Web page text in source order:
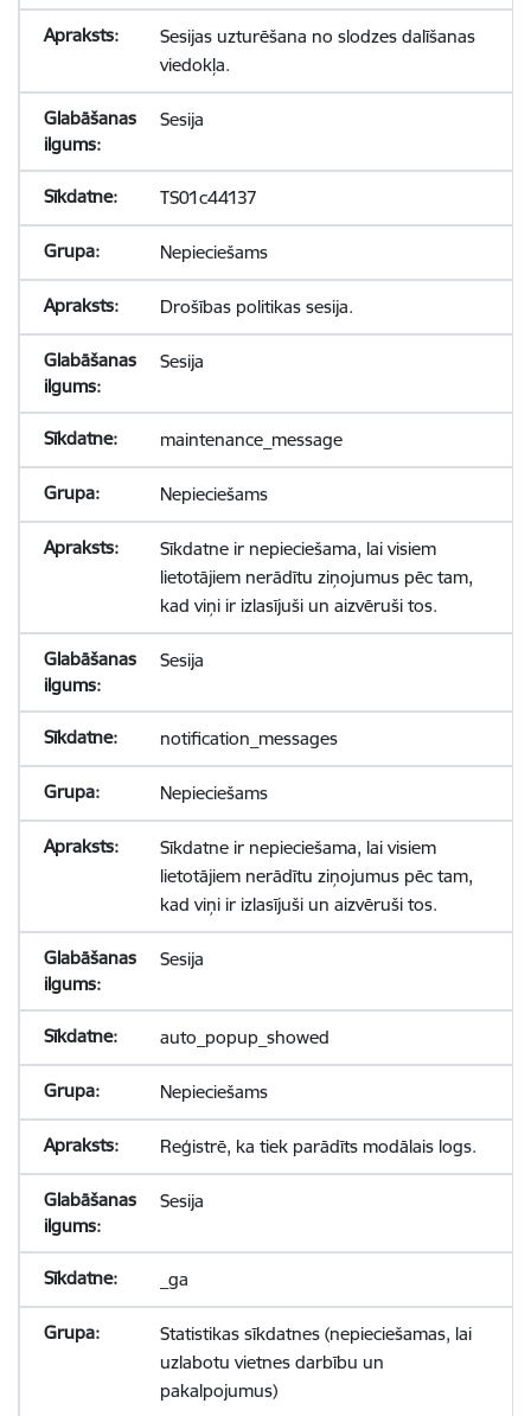
Sesijas uzturēšana no slodzes dalīšanas
viedokļa.
Sesija
TS01c44137
Nepieciešams
Drošības politikas sesija.
Sesija
maintenance_message
Nepieciešams
Sīkdatne ir nepieciešama, lai visiem
lietotājiem nerādītu ziņojumus pēc tam,
kad viņi ir izlasījuši un aizvēruši tos.
Sesija
notification_messages
Nepieciešams
Sīkdatne ir nepieciešama, lai visiem
lietotājiem nerādītu ziņojumus pēc tam,
kad viņi ir izlasījuši un aizvēruši tos.
Sesija
auto_popup_showed
Nepieciešams
Reģistrē, ka tiek parādīts modālais logs.
Sesija
_ga
Statistikas sīkdatnes (nepieciešamas, lai
uzlabotu vietnes darbību un
pakalpojumus)